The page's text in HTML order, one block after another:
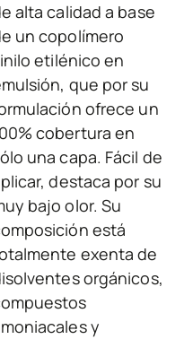
alta calidad a base
un copolímero
etilénico en
que por su
ofrece un
cobertura en
una capa. Fácil de
destaca por su
bajo olor. Su
está
exenta de
orgánicos,
y